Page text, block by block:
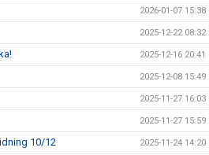
2026-01-07 15:38
2025-12-22 08:32
2025-12-16 20:41
2025-12-08 15:49
2025-11-27 16:03
2025-11-27 15:59
10/12 2025-11-24 14:20